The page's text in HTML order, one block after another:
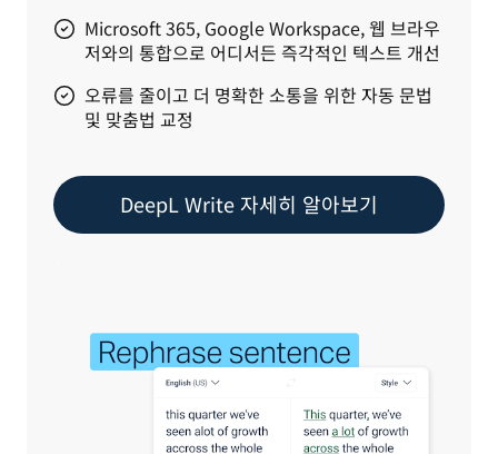
Microsoft 365, Google Workspace, 웹 브라우
저와의 통합으로 어디서든 즉각적인 텍스트 개선
오류를 줄이고 더 명확한 소통을 위한 자동 문법
및 맞춤법 교정
DeepL Write 자세히 알아보기